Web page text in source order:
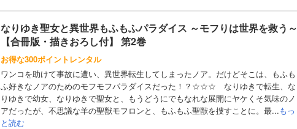
なりゆき聖女と異世界もふもふパラダイス ～モフりは世界を救う～
【合冊版・描きおろし付】 第2巻
お得な300ポイントレンタル
ワンコを助けて事故に遭い、異世界転生してしまったノア。だけどそこは、もふも
ふ好きなノアのためのモフモフパラダイスだった！？☆☆☆ なりゆきで転生、な
りゆきで幼女、なりゆきで聖女と、もうどうにでもなれな展開にヤケくそ気味のノ
アだったが、不思議な羊の聖獣モフロンと、もふもふ聖獣を捜すことに。最...もっ
と読む